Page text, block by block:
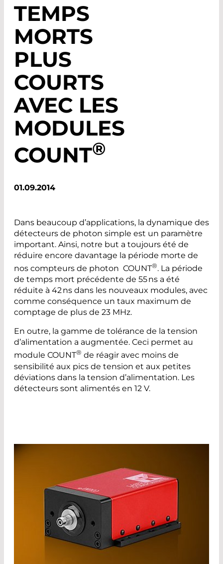
TEMPS
MORTS
PLUS
COURTS
AVEC LES
MODULES
COUNT®
01.09.2014
Dans beaucoup d’applications, la dynamique des
détecteurs de photon simple est un paramètre
important. Ainsi, notre but a toujours été de
réduire encore davantage la période morte de
nos compteurs de photon COUNT®. La période
de temps mort précédente de 55 ns a été
réduite à 42 ns dans les nouveaux modules, avec
comme conséquence un taux maximum de
comptage de plus de 23 MHz.
En outre, la gamme de tolérance de la tension
d’alimentation a augmentée. Ceci permet au
module COUNT® de réagir avec moins de
sensibilité aux pics de tension et aux petites
déviations dans la tension d’alimentation. Les
détecteurs sont alimentés en 12 V.